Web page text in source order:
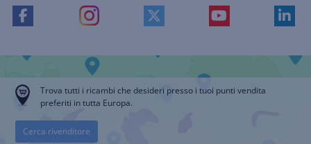
Trova tutti i ricambi che desideri presso i tuoi punti vendita
preferiti in tutta Europa.
Cerca rivenditore